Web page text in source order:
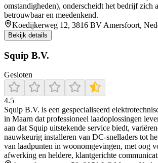
omstandigheden), onderscheidt het bedrijf zich
betrouwbaar en meedenkend.
Koedijkerweg 12, 3816 BV Amersfoort,
Bekijk details
Squip B.V.
Gesloten
4.5
Squip B.V. is een gespecialiseerd
in Maarn dat professioneel laadoplossingen
aan dat Squip uitstekende service biedt,
nauwkeurig installeren van DC‑snelladers tot
van laadpunten in woonomgevingen, met oog
afwerking en heldere, klantgerichte